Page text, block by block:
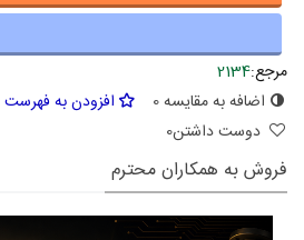
مرجع:2134
اضافه به مقایسه0
افزودن به فهرست
دوست داشتن0
فروش به همکاران محترم